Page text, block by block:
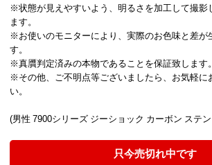
※状態が見えやすいよう、明るさを加工して撮影
ます。
※お使いのモニターにより、実際のお色味と差が
す。
※真贋判定済みの本物であることを保証致します。
※その他、ご不明点等ございましたら、お気軽に
い。
(男性 7900シリーズ ジーショック カーボン ステ
只今売切れ中です